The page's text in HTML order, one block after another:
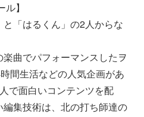
】
「はるくん」の2人からな
曲でパフォーマンスしたヲ
間生活などの人気企画があ
で面白いコンテンツを配
集技術は、北の打ち師達の